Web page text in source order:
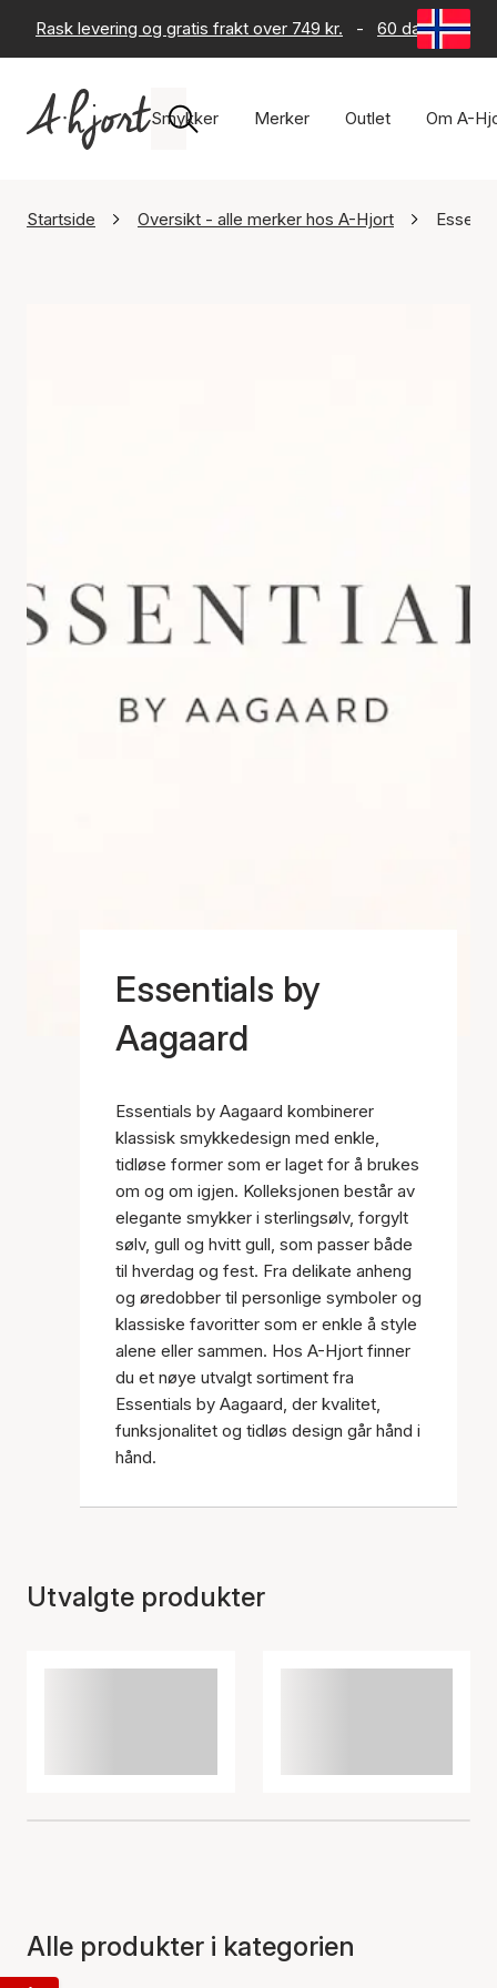
Rask levering og gratis frakt over 749 kr. - 60 dagers
Smykker Merker Outlet Om A-
Startside Oversikt - alle merker hos A-Hjort
Essentials by
Aagaard
Essentials by Aagaard kombinerer
klassisk smykkedesign med enkle,
tidløse former som er laget for å brukes
om og om igjen. Kolleksjonen består av
elegante smykker i sterlingsølv, forgylt
sølv, gull og hvitt gull, som passer både
til hverdag og fest. Fra delikate anheng
og øredobber til personlige symboler og
klassiske favoritter som er enkle å style
alene eller sammen. Hos A-Hjort finner
du et nøye utvalgt sortiment fra
Essentials by Aagaard, der kvalitet,
funksjonalitet og tidløs design går hånd i
hånd.
Utvalgte produkter
Alle produkter i kategorien